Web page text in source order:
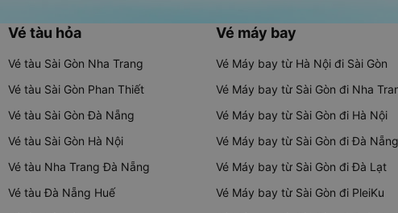
Vé tàu hỏa
Vé tàu Sài Gòn Nha Trang
Vé tàu Sài Gòn Phan Thiết
Vé tàu Sài Gòn Đà Nẵng
Vé tàu Sài Gòn Hà Nội
Vé tàu Nha Trang Đà Nẵng
Vé tàu Đà Nẵng Huế
Vé máy bay
Vé Máy bay từ Hà Nội đi Sài Gòn
Vé Máy bay từ Sài Gòn đi Nha
Vé Máy bay từ Sài Gòn đi Hà Nội
Vé Máy bay từ Sài Gòn đi Đà Nẵng
Vé Máy bay từ Sài Gòn đi Đà Lạt
Vé Máy bay từ Sài Gòn đi PleiKu